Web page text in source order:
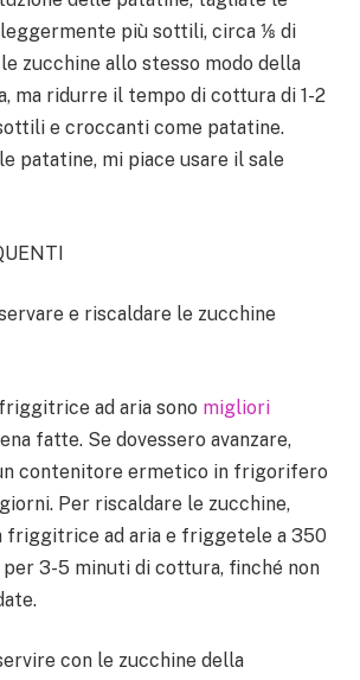
più sottili, circa ⅛ di
zucchine allo stesso modo della
ma ridurre il tempo di cottura di 1-2
e croccanti come patatine.
patatine, mi piace usare il sale
e riscaldare le zucchine
ad aria sono migliori
fatte. Se dovessero avanzare,
contenitore ermetico in frigorifero
Per riscaldare le zucchine,
ad aria e friggetele a 350
3-5 minuti di cottura, finché non
con le zucchine della